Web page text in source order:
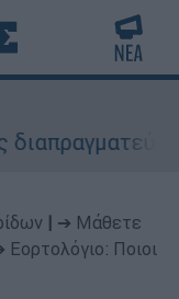
➔ Μάθετε
Εορτολόγιο: Ποιοι